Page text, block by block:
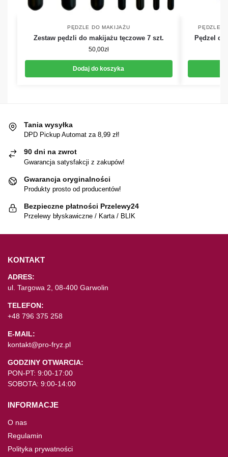
PĘDZLE DO MAKIJAŻU
Zestaw pędzli do makijażu tęczowe 7 szt.
50,00zł
Dodaj do koszyka
PĘDZLE
Pędzel do
Tania wysyłka
DPD Pickup Automat za 8,99 zł!
90 dni na zwrot
Gwarancja satysfakcji z zakupów!
Gwarancja oryginalności
Produkty prosto od producentów!
Bezpieczne płatności Przelewy24
Przelewy błyskawiczne / Karta / BLIK
KONTAKT
ADRES:
ul. Targowa 2, 08-400 Garwolin
TELEFON:
+48 796 375 258
E-MAIL:
kontakt@pro-fryz.pl
GODZINY OTWARCIA:
PON-PT: 9:00-17:00
SOBOTA: 9:00-14:00
INFORMACJE
O nas
Regulamin
Polityka prywatności